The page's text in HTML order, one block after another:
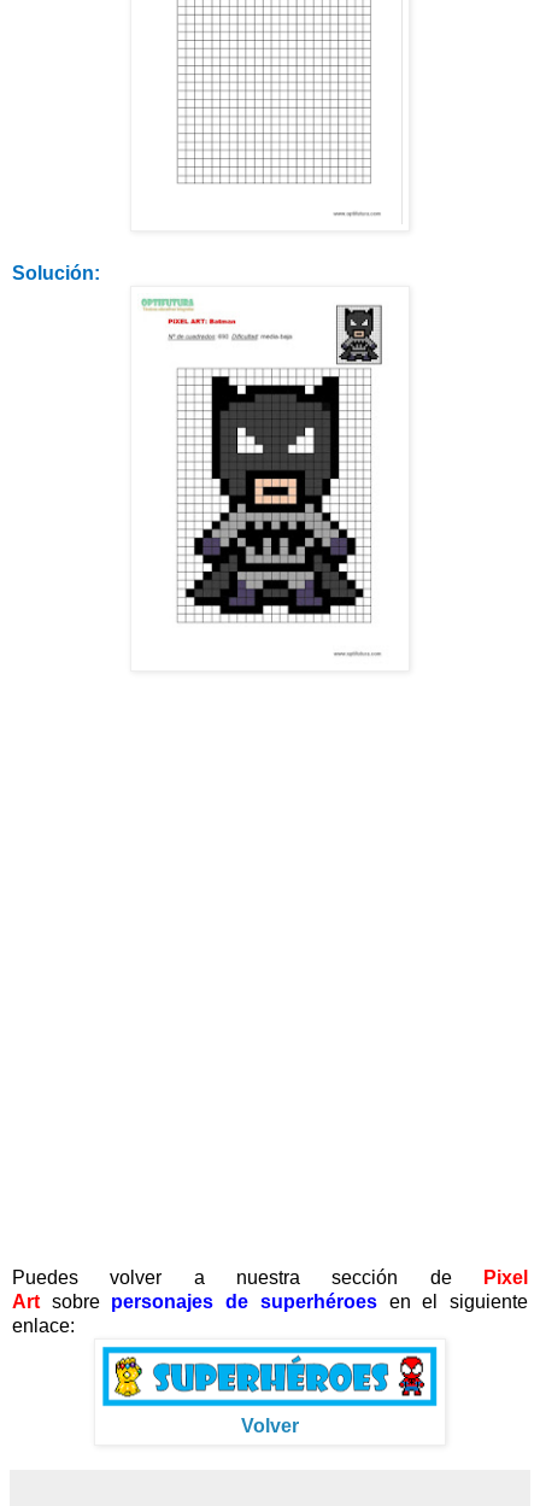
Solución:
Puedes volver a nuestra sección de
Pixel
Art sobre personajes de superhéroes en el siguiente
enlace:
Volver